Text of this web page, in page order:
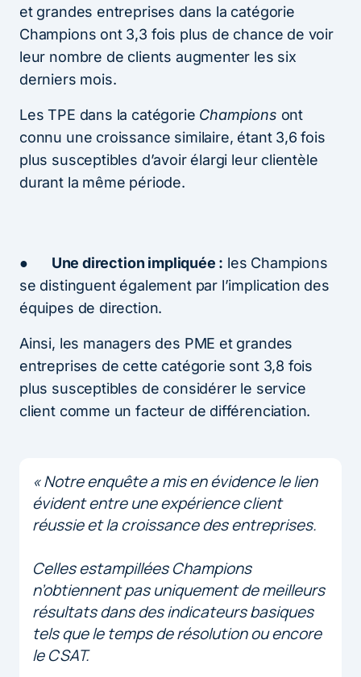
et grandes entreprises dans la catégorie
Champions ont 3,3 fois plus de chance de voir
leur nombre de clients augmenter les six
derniers mois.
Les TPE dans la catégorie Champions ont
connu une croissance similaire, étant 3,6 fois
plus susceptibles d’avoir élargi leur clientèle
durant la même période.
● Une direction impliquée : les Champions
se distinguent également par l’implication des
équipes de direction.
Ainsi, les managers des PME et grandes
entreprises de cette catégorie sont 3,8 fois
plus susceptibles de considérer le service
client comme un facteur de différenciation.
« Notre enquête a mis en évidence le lien
évident entre une expérience client
réussie et la croissance des entreprises.
Celles estampillées Champions
n’obtiennent pas uniquement de meilleurs
résultats dans des indicateurs basiques
tels que le temps de résolution ou encore
le CSAT.